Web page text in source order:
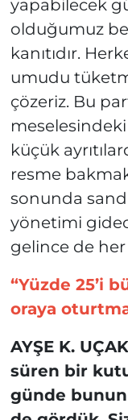
yapabilecek
olduğumuz
kanıtıdır.
umudu
çözeriz. Bu
küçük
resme
sonunda
yönetimi
gelince de
“Yüzde 25’i
oraya
AYŞE K.
süren bir
günde